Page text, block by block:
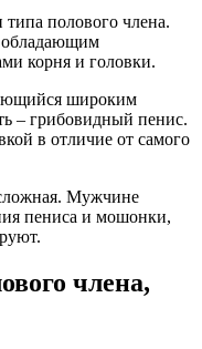
полового члена.
корня и головки.
широким
– грибовидный пенис.
в отличие от самого
Мужчине
пениса и мошонки,
члена,